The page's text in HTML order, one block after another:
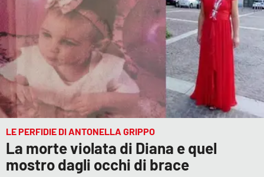
LE PERFIDIE DI ANTONELLA GRIPPO
La morte violata di Diana e quel
mostro dagli occhi di brace